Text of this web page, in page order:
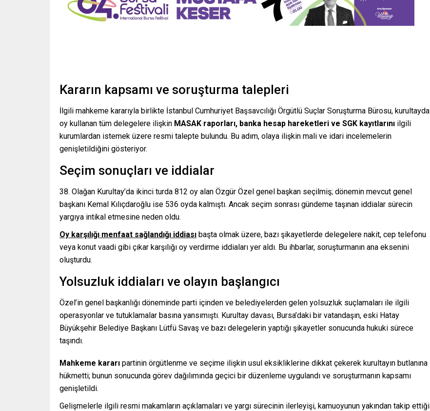
Kararın kapsamı ve soruşturma talepleri
İlgili mahkeme kararıyla birlikte İstanbul Cumhuriyet Başsavcılığı Örgütlü Suçlar Soruşturma Bürosu, kurultayda
oy kullanan tüm delegelere ilişkin MASAK raporları, banka hesap hareketleri ve SGK kayıtlarını ilgili
kurumlardan istemek üzere resmi talepte bulundu. Bu adım, olaya ilişkin mali ve idari incelemelerin
genişletildiğini gösteriyor.
Seçim sonuçları ve iddialar
38. Olağan Kurultay’da ikinci turda 812 oy alan Özgür Özel genel başkan seçilmiş; dönemin mevcut genel
başkanı Kemal Kılıçdaroğlu ise 536 oyda kalmıştı. Ancak seçim sonrası gündeme taşınan iddialar sürecin
yargıya intikal etmesine neden oldu.
Oy karşılığı menfaat sağlandığı iddiası başta olmak üzere, bazı şikayetlerde delegelere nakit, cep telefonu
veya konut vaadi gibi çıkar karşılığı oy verdirme iddiaları yer aldı. Bu ihbarlar, soruşturmanın ana eksenini
oluşturdu.
Yolsuzluk iddiaları ve olayın başlangıcı
Özel’in genel başkanlığı döneminde parti içinden ve belediyelerden gelen yolsuzluk suçlamaları ile ilgili
operasyonlar ve tutuklamalar basına yansımıştı. Kurultay davası, Bursa’daki bir vatandaşın, eski Hatay
Büyükşehir Belediye Başkanı Lütfü Savaş ve bazı delegelerin yaptığı şikayetler sonucunda hukuki sürece
taşındı.
Mahkeme kararı partinin örgütlenme ve seçime ilişkin usul eksikliklerine dikkat çekerek kurultayın butlanına
hükmetti; bunun sonucunda görev dağılımında geçici bir düzenleme uygulandı ve soruşturmanın kapsamı
genişletildi.
Gelişmelerle ilgili resmi makamların açıklamaları ve yargı sürecinin ilerleyişi, kamuoyunun yakından takip ettiği